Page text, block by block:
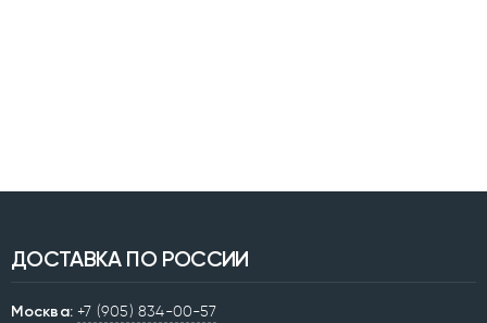
ДОСТАВКА ПО РОССИИ
Москва: +7 (905) 834-00-57